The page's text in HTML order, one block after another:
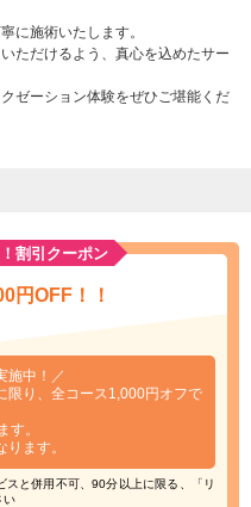
に施術いたします。
ただけるよう、真心を込めたサー
ゼーション体験をぜひご堪能くだ
割引クーポン
円OFF！！
施中！／
限り、全コース1,000円オフで
。
ます。
スと併用不可、90分以上に限る、「リ
い